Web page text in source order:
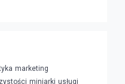
marketing
miniarki usługi